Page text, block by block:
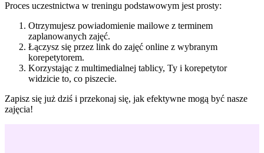
Proces uczestnictwa w treningu podstawowym jest prosty:
Otrzymujesz powiadomienie mailowe z terminem
zaplanowanych zajęć.
Łączysz się przez link do zajęć online z wybranym
korepetytorem.
Korzystając z multimedialnej tablicy, Ty i korepetytor
widzicie to, co piszecie.
Zapisz się już dziś i przekonaj się, jak efektywne mogą być nasze
zajęcia!